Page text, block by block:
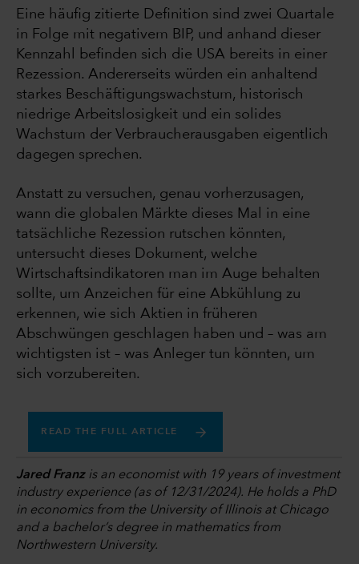
Eine häufig zitierte Definition sind zwei Quartale
in Folge mit negativem BIP, und anhand dieser
Kennzahl befinden sich die USA bereits in einer
Rezession. Andererseits würden ein anhaltend
starkes Beschäftigungswachstum, historisch
niedrige Arbeitslosigkeit und ein solides
Wachstum der Verbraucherausgaben eigentlich
dagegen sprechen.
Anstatt zu versuchen, genau vorherzusagen,
wann die globalen Märkte dieses Mal in eine
tatsächliche Rezession rutschen könnten,
untersucht dieses Dokument, welche
Wirtschaftsindikatoren man im Auge behalten
sollte, um Anzeichen für eine Abkühlung zu
erkennen, wie sich Aktien in früheren
Abschwüngen geschlagen haben und – was am
wichtigsten ist – was Anleger tun könnten, um
sich vorzubereiten.
READ THE FULL ARTICLE
Jared Franz is an economist with 19 years of investment
industry experience (as of 12/31/2024). He holds a PhD
in economics from the University of Illinois at Chicago
and a bachelor’s degree in mathematics from
Northwestern University.